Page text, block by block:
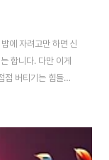
에 자려고만 하면 신
합니다. 다만 이게
점 버티기는 힘들어
안해 진다는 것이
는 것 조차도 많이 힘